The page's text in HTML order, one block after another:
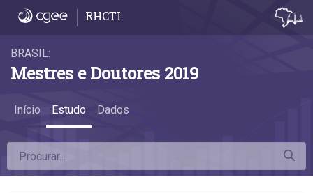
6.2 Remuneração 2, 5 e 10 anos após a
RHCTI
BRASIL:
Mestres e Doutores 2019
Início Estudo Dados